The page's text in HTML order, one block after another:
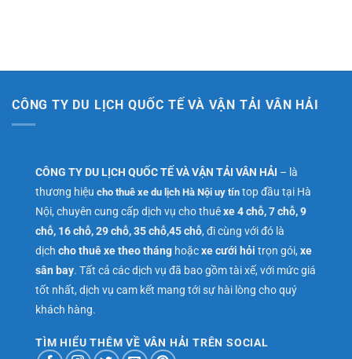
CÔNG TY DU LỊCH QUỐC TẾ VÀ VẬN TẢI VÂN HẢI
CÔNG TY DU LỊCH QUỐC TẾ VÀ VẬN TẢI VÂN HẢI – là
thương hiệu cho thuê xe du lịch Hà Nội uy tín top đầu tại Hà
Nội, chuyên cung cấp dịch vụ cho thuêxe 4 chỗ, 7 chỗ, 9
chỗ, 16 chỗ, 29 chỗ, 35 chỗ,45 chỗ, đi cùng với đó là
dịch cho thuê xe theo tháng hoặcxe cưới hỏi trọn gói, xe
sân bay. Tất cả các dịch vụ đã bao gồm tài xế, với mức giá
tốt nhất, dịch vụ cam kết mang tới sự hài lòng cho quý
khách hàng.
TÌM HIỂU THÊM VỀ VÂN HẢI TRÊN SOCIAL